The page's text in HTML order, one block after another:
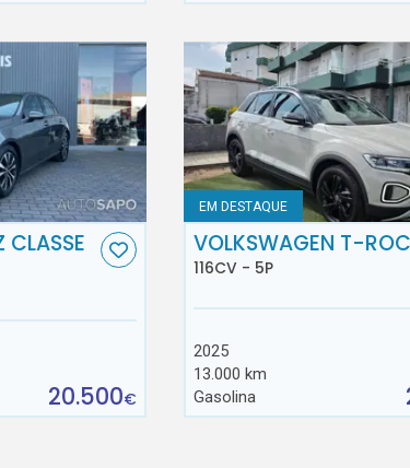
CLASSE
20.500€
EM DESTAQUE
VOLKSWAGEN T-ROC
116CV - 5P
2025
13.000 km
Gasolina